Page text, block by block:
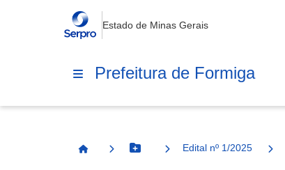
Estado de Minas Gerais
Prefeitura de Formiga
Página InicialBotão Menu
Edital nº 1/2025